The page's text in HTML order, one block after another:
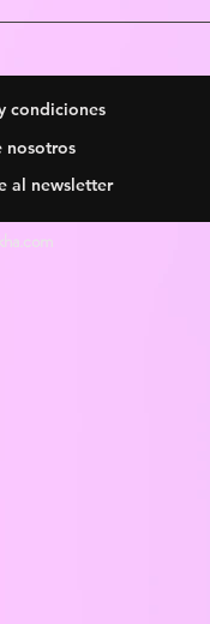
condiciones
nosotros
al newsletter